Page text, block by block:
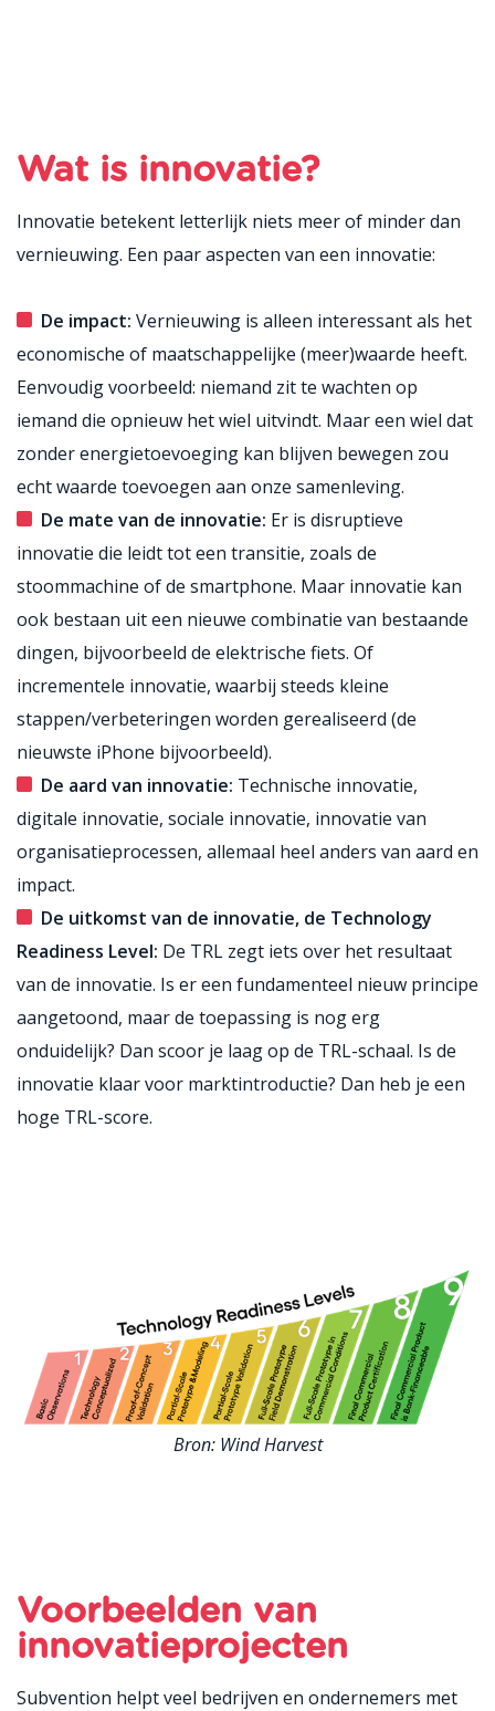
Wat is innovatie?
Innovatie betekent letterlijk niets meer of minder dan
vernieuwing. Een paar aspecten van een innovatie:
De impact: Vernieuwing is alleen interessant als het
economische of maatschappelijke (meer)waarde heeft.
Eenvoudig voorbeeld: niemand zit te wachten op
iemand die opnieuw het wiel uitvindt. Maar een wiel dat
zonder energietoevoeging kan blijven bewegen zou
echt waarde toevoegen aan onze samenleving.
De mate van de innovatie: Er is disruptieve
innovatie die leidt tot een transitie, zoals de
stoommachine of de smartphone. Maar innovatie kan
ook bestaan uit een nieuwe combinatie van bestaande
dingen, bijvoorbeeld de elektrische fiets. Of
incrementele innovatie, waarbij steeds kleine
stappen/verbeteringen worden gerealiseerd (de
nieuwste iPhone bijvoorbeeld).
De aard van innovatie: Technische innovatie,
digitale innovatie, sociale innovatie, innovatie van
organisatieprocessen, allemaal heel anders van aard en
impact.
De uitkomst van de innovatie, de Technology
Readiness Level: De TRL zegt iets over het resultaat
van de innovatie. Is er een fundamenteel nieuw principe
aangetoond, maar de toepassing is nog erg
onduidelijk? Dan scoor je laag op de TRL-schaal. Is de
innovatie klaar voor marktintroductie? Dan heb je een
hoge TRL-score.
Bron: Wind Harvest
Voorbeelden van
innovatieprojecten
Subvention helpt veel bedrijven en ondernemers met